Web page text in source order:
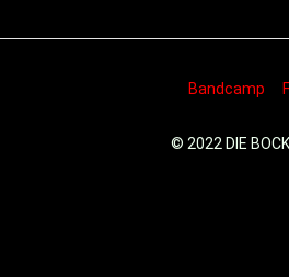
Bandcamp
© 2022 DIE